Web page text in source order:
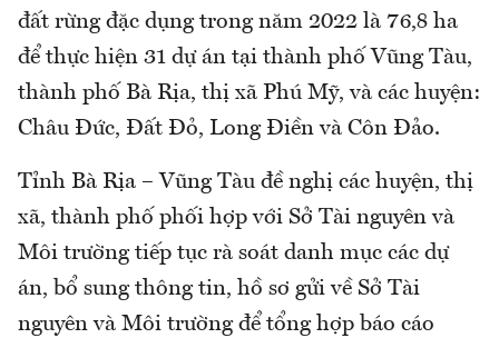
đất rừng đặc dụng trong năm 2022 là 76,8 ha
để thực hiện 31 dự án tại thành phố Vũng Tàu,
thành phố Bà Rịa, thị xã Phú Mỹ, và các huyện:
Châu Đức, Đất Đỏ, Long Điền và Côn Đảo.
Tỉnh Bà Rịa – Vũng Tàu đề nghị các huyện, thị
xã, thành phố phối hợp với Sở Tài nguyên và
Môi trường tiếp tục rà soát danh mục các dự
án, bổ sung thông tin, hồ sơ gửi về Sở Tài
nguyên và Môi trường để tổng hợp báo cáo